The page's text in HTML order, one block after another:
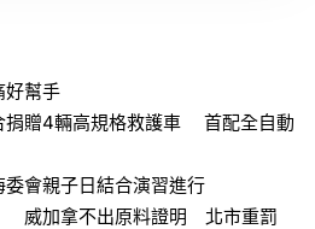
幫手
捐贈4輛高規格救護車 首配全自動
會親子日結合演習進行
威加拿不出原料證明 北市重罰